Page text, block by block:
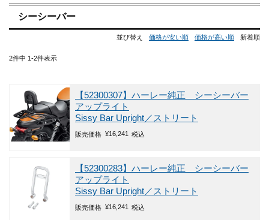
シーシーバー
並び替え 価格が安い順 価格が高い順 新着順
2件中 1-2件表示
【52300307】ハーレー純正 シーシーバー
アップライト
Sissy Bar Upright／ストリート
販売価格 ¥16,241 税込
【52300283】ハーレー純正 シーシーバー
アップライト
Sissy Bar Upright／ストリート
販売価格 ¥16,241 税込